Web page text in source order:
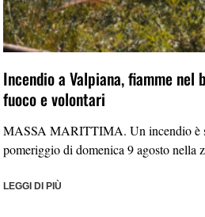
Incendio a Valpiana, fiamme nel
fuoco e volontari
MASSA MARITTIMA. Un incendio è
pomeriggio di domenica 9 agosto nella
LEGGI DI PIÙ